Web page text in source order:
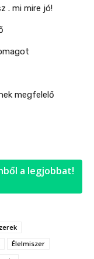
. mi mire jó!
megfelelő
a legjobbat!
Élelmiszer